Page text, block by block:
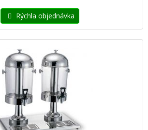
Rýchla objednávka